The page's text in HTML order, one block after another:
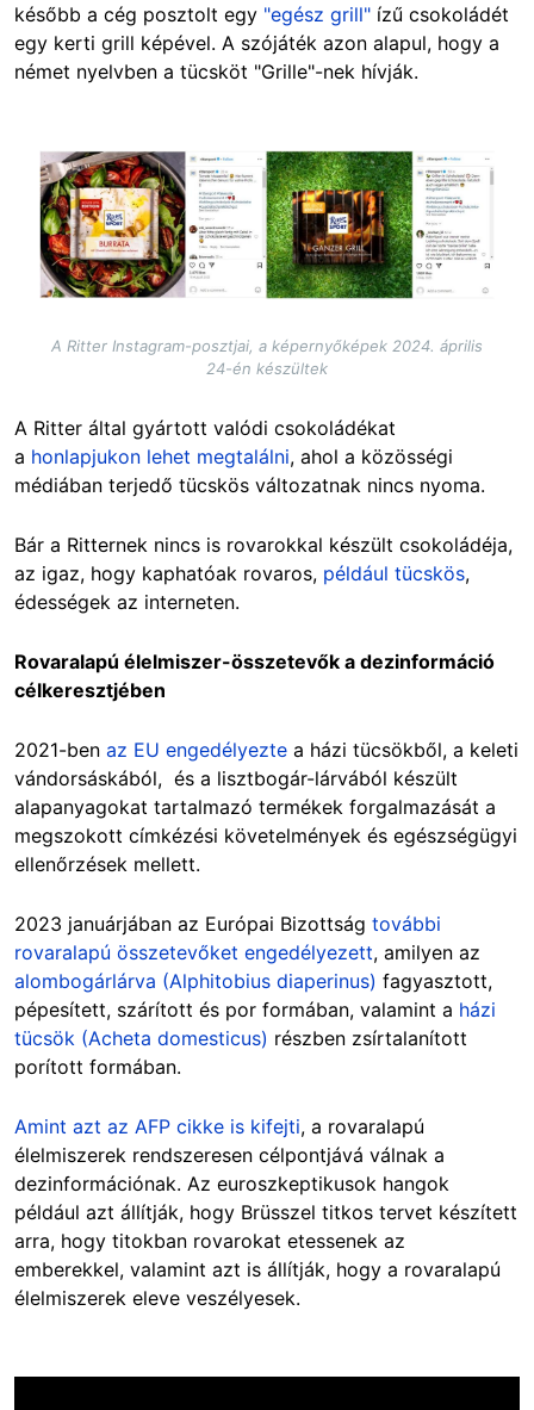
később a cég posztolt egy "egész grill" ízű csokoládét
egy kerti grill képével. A szójáték azon alapul, hogy a
német nyelvben a tücsköt "Grille"-nek hívják.
Image
A Ritter Instagram-posztjai, a képernyőképek 2024. április
24-én készültek
A Ritter által gyártott valódi csokoládékat
a honlapjukon lehet megtalálni, ahol a közösségi
médiában terjedő tücskös változatnak nincs nyoma.
Bár a Ritternek nincs is rovarokkal készült csokoládéja,
az igaz, hogy kaphatóak rovaros, például tücskös,
édességek az interneten.
Rovaralapú élelmiszer-összetevők a dezinformáció
célkeresztjében
2021-ben az EU engedélyezte a házi tücsökből, a keleti
vándorsáskából, és a lisztbogár-lárvából készült
alapanyagokat tartalmazó termékek forgalmazását a
megszokott címkézési követelmények és egészségügyi
ellenőrzések mellett.
2023 januárjában az Európai Bizottság további
rovaralapú összetevőket engedélyezett, amilyen az
alombogárlárva (Alphitobius diaperinus) fagyasztott,
pépesített, szárított és por formában, valamint a házi
tücsök (Acheta domesticus) részben zsírtalanított
porított formában.
Amint azt az AFP cikke is kifejti, a rovaralapú
élelmiszerek rendszeresen célpontjává válnak a
dezinformációnak. Az euroszkeptikusok hangok
például azt állítják, hogy Brüsszel titkos tervet készített
arra, hogy titokban rovarokat etessenek az
emberekkel, valamint azt is állítják, hogy a rovaralapú
élelmiszerek eleve veszélyesek.